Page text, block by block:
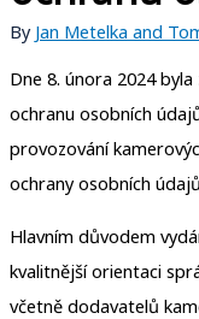
By Jan Metelka and
Dne 8. února 2024
ochranu osobních
provozování
ochrany osobních
Hlavním důvodem
kvalitnější orientaci
včetně dodavatelů